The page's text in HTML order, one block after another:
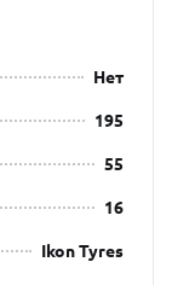
Нет
195
55
16
Ikon Tyres